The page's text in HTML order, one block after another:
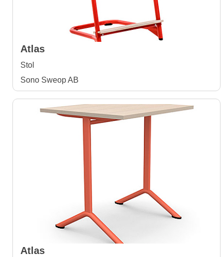
Atlas
Stol
Sono Sweop AB
Atlas